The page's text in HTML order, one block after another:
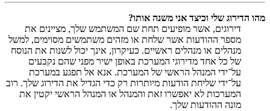
מהו הדירוג שלי וכיצד אני משנה אותו?
דירוגים, אשר מופיעים תחת שם המשתמש שלך, מציינים את
מספר ההודעות אשר שלחת או מזהים משתמשים מסוימים, למשל
מנהלים או מנהלים ראשיים. כעיקרון, אינך יכול לשנות את הנוסח
של כל אחד מדירוגי המערכת באופן ישיר מפני שהם נקבעים
על־ידי המנהל הראשי של המערכת. אנא אל תפגע במערכת
על־ידי שליחת הודעות מיותרות רק כדי הגדיל את הדירוג שלך. רוב
המערכות לא יאפשרו זאת והמנהל או המנהל הראשי יקטין את
מונה ההודעות שלך.